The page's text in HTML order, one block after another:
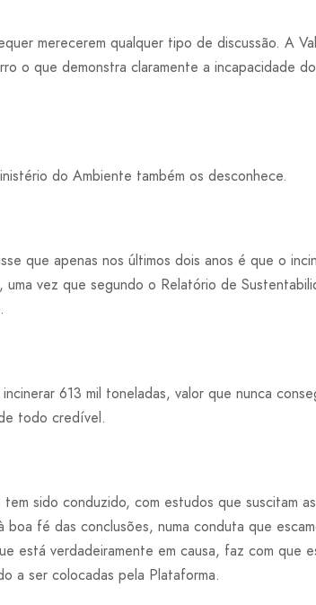
merecerem qualquer tipo de discussão. A
o que demonstra claramente a incapacidade
do Ambiente também os desconhece.
que apenas nos últimos dois anos é que o
vez que segundo o Relatório de
613 mil toneladas, valor que nunca
todo credível.
sido conduzido, com estudos que suscitam
fé das conclusões, numa conduta que
está verdadeiramente em causa, faz com que
a ser colocadas pela Plataforma.